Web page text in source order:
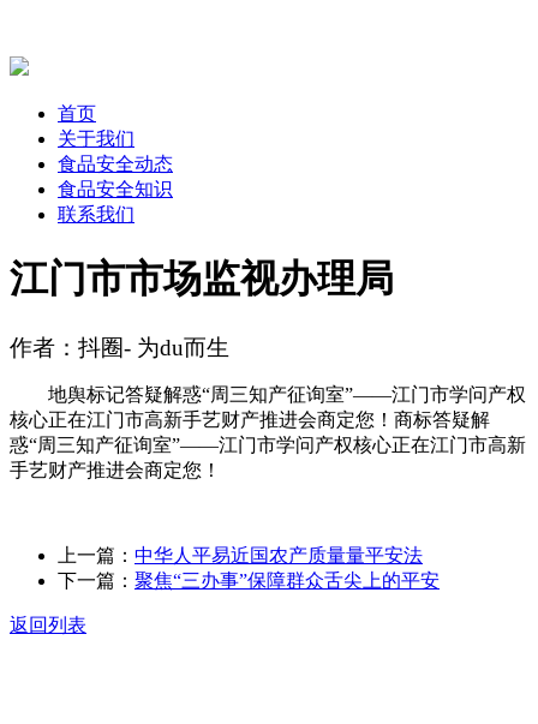
首页
关于我们
食品安全动态
食品安全知识
联系我们
江门市市场监视办理局
作者：抖圈- 为du而生
地舆标记答疑解惑“周三知产征询室”——江门市学问产权
核心正在江门市高新手艺财产推进会商定您！商标答疑解
惑“周三知产征询室”——江门市学问产权核心正在江门市高新
手艺财产推进会商定您！
上一篇： 中华人平易近国农产质量量平安法
下一篇： 聚焦“三办事”保障群众舌尖上的平安
返回列表